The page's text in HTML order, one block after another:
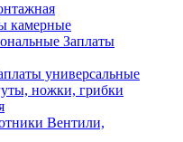
камерные
Заплаты
универсальные
ножки, грибки
Вентили,